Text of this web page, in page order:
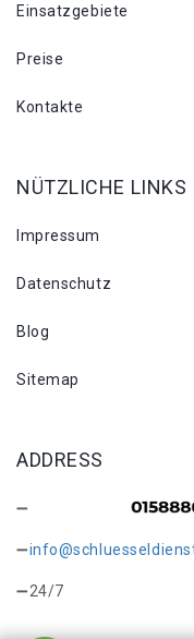
Einsatzgebiete
Preise
Kontakte
NÜTZLICHE LINKS
Impressum
Datenschutz
Blog
Sitemap
ADDRESS
24/7